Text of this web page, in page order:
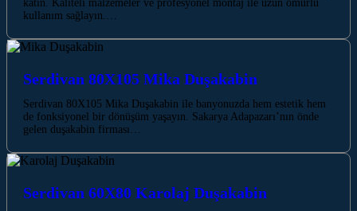
katın. Kaliteli malzemeler ve profesyonel montaj ile uzun ömürlü
kullanım sağlayın.…
Serdivan 80X105 Mika Duşakabin
Serdivan 80X105 Mika Duşakabin ile banyonuzda hem estetik hem
de fonksiyonel bir dönüşüm yaşayın. Sakarya Adapazarı’nın önde
gelen duşakabin firması…
Serdivan 60X80 Karolaj Duşakabin